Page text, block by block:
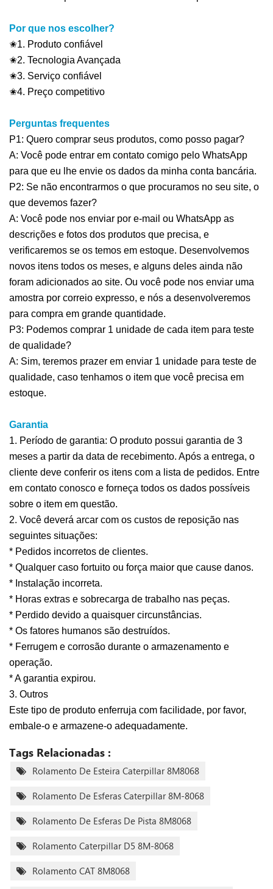
Por que nos escolher?
✬1. Produto confiável
✬2. Tecnologia Avançada
✬3. Serviço confiável
✬4. Preço competitivo
Perguntas frequentes
P1: Quero comprar seus produtos, como posso pagar?
A: Você pode entrar em contato comigo pelo WhatsApp
para que eu lhe envie os dados da minha conta bancária.
P2: Se não encontrarmos o que procuramos no seu site, o
que devemos fazer?
A: Você pode nos enviar por e-mail ou WhatsApp as
descrições e fotos dos produtos que precisa, e
verificaremos se os temos em estoque. Desenvolvemos
novos itens todos os meses, e alguns deles ainda não
foram adicionados ao site. Ou você pode nos enviar uma
amostra por correio expresso, e nós a desenvolveremos
para compra em grande quantidade.
P3: Podemos comprar 1 unidade de cada item para teste
de qualidade?
A: Sim, teremos prazer em enviar 1 unidade para teste de
qualidade, caso tenhamos o item que você precisa em
estoque.
Garantia
1. Período de garantia: O produto possui garantia de 3
meses a partir da data de recebimento. Após a entrega, o
cliente deve conferir os itens com a lista de pedidos. Entre
em contato conosco e forneça todos os dados possíveis
sobre o item em questão.
2. Você deverá arcar com os custos de reposição nas
seguintes situações:
* Pedidos incorretos de clientes.
* Qualquer caso fortuito ou força maior que cause danos.
* Instalação incorreta.
* Horas extras e sobrecarga de trabalho nas peças.
* Perdido devido a quaisquer circunstâncias.
* Os fatores humanos são destruídos.
* Ferrugem e corrosão durante o armazenamento e
operação.
* A garantia expirou.
3. Outros
Este tipo de produto enferruja com facilidade, por favor,
embale-o e armazene-o adequadamente.
Tags Relacionadas :
Rolamento De Esteira Caterpillar 8M8068
Rolamento De Esferas Caterpillar 8M-8068
Rolamento De Esferas De Pista 8M8068
Rolamento Caterpillar D5 8M-8068
Rolamento CAT 8M8068